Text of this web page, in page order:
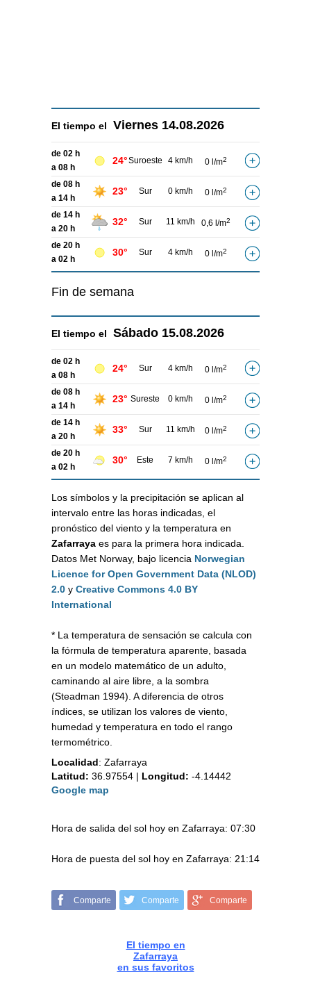
El tiempo el Viernes 14.08.2026
de 02 h
a 08 h
24°Suroeste 4 km/h 0 l/m2
de 08 h
a 14 h
23° Sur 0 km/h 0 l/m2
de 14 h
a 20 h
32° Sur 11 km/h 0,6 l/m2
de 20 h
a 02 h
30° Sur 4 km/h 0 l/m2
Fin de semana
El tiempo el Sábado 15.08.2026
de 02 h
a 08 h
24° Sur 4 km/h 0 l/m2
de 08 h
a 14 h
23° Sureste 0 km/h 0 l/m2
de 14 h
a 20 h
33° Sur 11 km/h 0 l/m2
de 20 h
a 02 h
30° Este 7 km/h 0 l/m2
Los símbolos y la precipitación se aplican al
intervalo entre las horas indicadas, el
pronóstico del viento y la temperatura en
Zafarraya es para la primera hora indicada.
Datos Met Norway, bajo licencia Norwegian
Licence for Open Government Data (NLOD)
2.0 y Creative Commons 4.0 BY
International
* La temperatura de sensación se calcula con
la fórmula de temperatura aparente, basada
en un modelo matemático de un adulto,
caminando al aire libre, a la sombra
(Steadman 1994). A diferencia de otros
índices, se utilizan los valores de viento,
humedad y temperatura en todo el rango
termométrico.
Localidad: Zafarraya
Latitud: 36.97554 | Longitud: -4.14442
Google map
Hora de salida del sol hoy en Zafarraya: 07:30
Hora de puesta del sol hoy en Zafarraya: 21:14
Comparte Comparte Comparte
El tiempo en
Zafarraya
en sus favoritos